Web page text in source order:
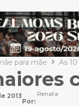
para mãe As
2013
Por:
Renata